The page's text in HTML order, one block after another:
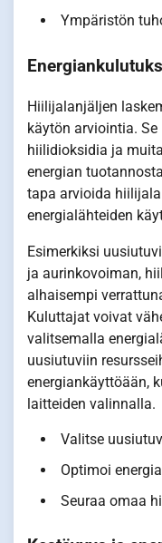
Ympäristön
Hiilijalanjäljen
käytön arviointia.
hiilidioksidia ja
energian
tapa arvioida
energialähteiden
Esimerkiksi
ja aurinkovoiman,
alhaisempi
Kuluttajat voivat
valitsemalla
uusiutuviin
energiankäyttöään,
laitteiden valinnalla.
Valitse
Optimoi
Seuraa omaa